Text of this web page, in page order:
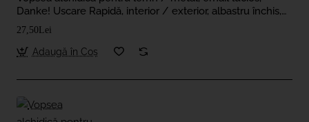
Danke! Uscare Rapidă, interior / exterior, albastru închis,
0.75L
27,50Lei
Adaugă în Coş